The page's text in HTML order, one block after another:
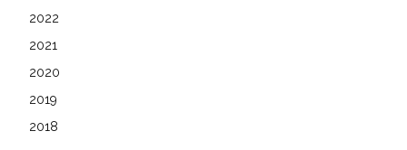
2022
2021
2020
2019
2018